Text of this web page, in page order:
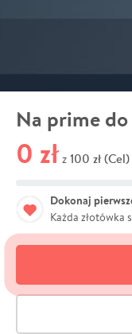
Na prime
0 zł z 100 zł (Cel)
Dokonaj
Każda złotówka